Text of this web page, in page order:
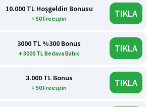
10.000 TL Hoşgeldin Bonusu
+ 50 Freespin TIKLA
3000 TL %300 Bonus
+ 3000 TL Bedava Bahis TIKLA
3.000 TL Bonus
+ 50 Freespin TIKLA